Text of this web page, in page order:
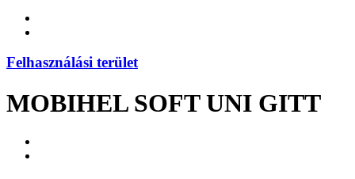
Felhasználási terület
MOBIHEL SOFT UNI GITT